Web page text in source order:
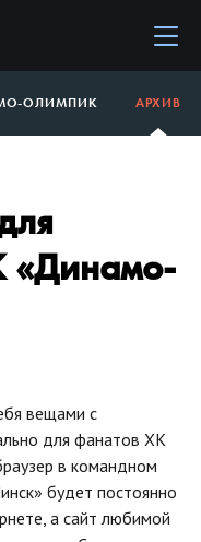
ОЛИМПИК АРХИВ
«Динамо-
вещами с
для фанатов ХК
в командном
будет постоянно
а сайт любимой